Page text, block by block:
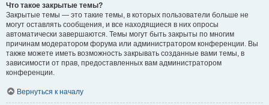
Что такое закрытые темы?
Закрытые темы — это такие темы, в которых пользователи больше не
могут оставлять сообщения, и все находящиеся в них опросы
автоматически завершаются. Темы могут быть закрыты по многим
причинам модератором форума или администратором конференции. Вы
также можете иметь возможность закрывать созданные вами темы, в
зависимости от прав, предоставленных вам администратором
конференции.
Вернуться к началу